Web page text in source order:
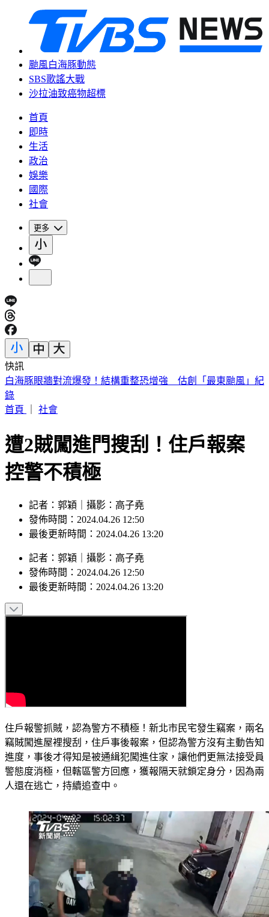
颱風白海豚動態
SBS歌謠大戰
沙拉油致癌物超標
首頁
即時
生活
政治
娛樂
國際
社會
更多
快訊
公視遭砍10億預算！江宏恩「6字」狂酸藍白立委
首頁
遭2賊闖進門搜刮！住戶報案
控警不積極
發佈時間：2024.04.26 12:50
最後更新時間：2024.04.26 13:20
發佈時間： 2024.04.26 12:50
最後更新時間：2024.04.26 13:20
竊賊闖進屋裡搜刮，住戶事後報案，但認為警方沒有主動告知
進度，事後才得知是被通緝犯闖進住家，讓他們更無法接受員
警態度消極，但轄區警方回應，獲報隔天就鎖定身分，因為兩
人還在逃亡，持續追查中。